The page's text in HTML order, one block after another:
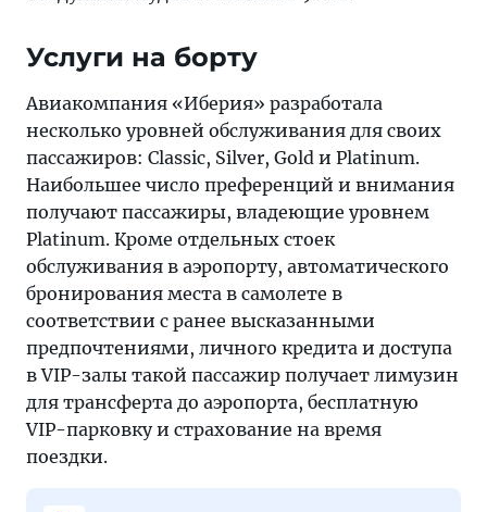
Услуги на борту
Авиакомпания «Иберия» разработала
несколько уровней обслуживания для своих
пассажиров: Classic, Silver, Gold и Platinum.
Наибольшее число преференций и внимания
получают пассажиры, владеющие уровнем
Platinum. Кроме отдельных стоек
обслуживания в аэропорту, автоматического
бронирования места в самолете в
соответствии с ранее высказанными
предпочтениями, личного кредита и доступа
в VIP-залы такой пассажир получает лимузин
для трансферта до аэропорта, бесплатную
VIP-парковку и страхование на время
поездки.